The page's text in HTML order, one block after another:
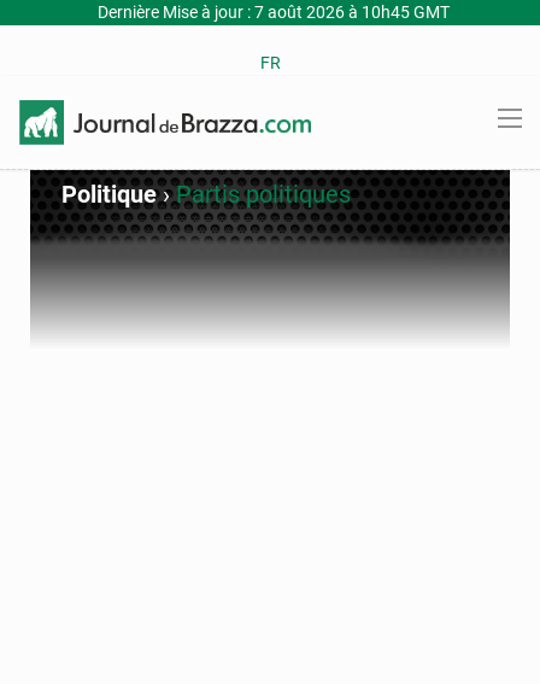
Dernière Mise à jour : 7 août 2026 à 10h45 GMT
FR
Politique›Partis politiques